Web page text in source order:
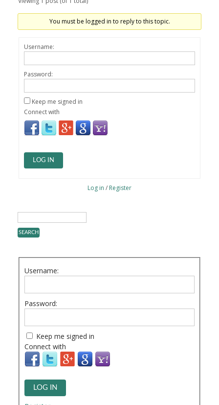
You must be logged in to reply to this topic.
Username:
Password:
Keep me signed in
Connect with
LOG IN
Log in / Register
Username:
Password:
Keep me signed in
Connect with
LOG IN